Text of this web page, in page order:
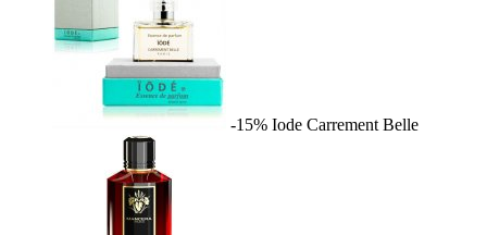
-15% Iode Carrement Belle